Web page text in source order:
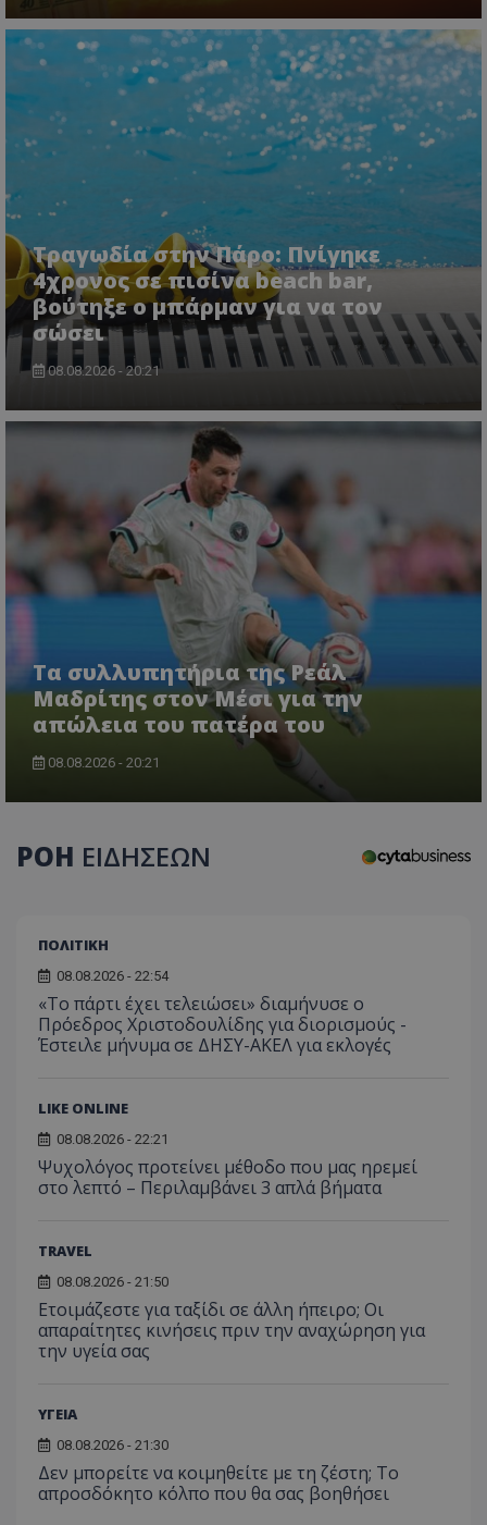
Τραγωδία στην Πάρο: Πνίγηκε
4χρονος σε πισίνα beach bar,
βούτηξε ο μπάρμαν για να τον
σώσει
08.08.2026 - 20:21
Τα συλλυπητήρια της Ρεάλ
Μαδρίτης στον Μέσι για την
απώλεια του πατέρα του
08.08.2026 - 20:21
ΡΟΗ ΕΙΔΗΣΕΩΝ
ΠΟΛΙΤΙΚΗ
08.08.2026 - 22:54
«Το πάρτι έχει τελειώσει» διαμήνυσε ο
Πρόεδρος Χριστοδουλίδης για διορισμούς -
Έστειλε μήνυμα σε ΔΗΣΥ-ΑΚΕΛ για εκλογές
LIKE ONLINE
08.08.2026 - 22:21
Ψυχολόγος προτείνει μέθοδο που μας ηρεμεί
στο λεπτό – Περιλαμβάνει 3 απλά βήματα
TRAVEL
08.08.2026 - 21:50
Ετοιμάζεστε για ταξίδι σε άλλη ήπειρο; Οι
απαραίτητες κινήσεις πριν την αναχώρηση για
την υγεία σας
ΥΓΕΙΑ
08.08.2026 - 21:30
Δεν μπορείτε να κοιμηθείτε με τη ζέστη; Το
απροσδόκητο κόλπο που θα σας βοηθήσει